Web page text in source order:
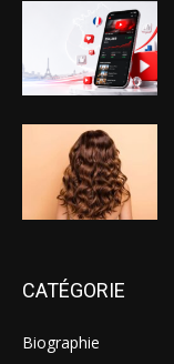
CATÉGORIE
Biographie